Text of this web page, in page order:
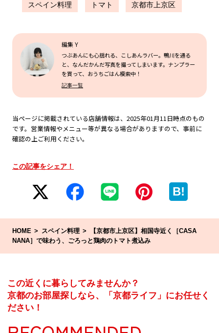
スペイン料理 トマト 京都市上京区
編集 Y
つぶあんにも心揺れる、こしあんラバー。鴨川を通る
と、なんだかんだ写真を撮ってしまいます。ナンプラー
を買って、おうちごはん模索中！
記事一覧
当ページに掲載されている店舗情報は、2025年01月11日時点のもの
です。営業情報やメニュー等が異なる場合がありますので、事前に
確認の上ご利用ください。
この記事をシェア！
B!
HOME スペイン料理
【京都市上京区】相国寺近く［CASA
NANA］で味わう、ごろっと鶏肉のトマト煮込み
この近くに暮らしてみませんか？
京都のお部屋探しなら、「京都ライフ」にお任せく
ださい！